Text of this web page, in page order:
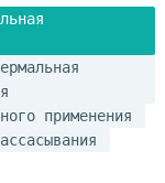
применения